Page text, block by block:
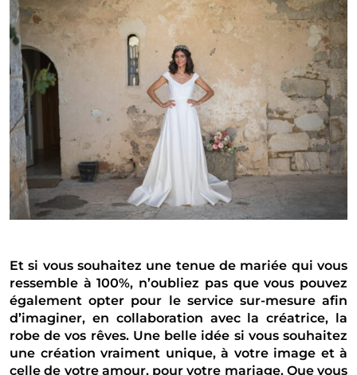
Et si vous souhaitez une tenue de mariée qui vous
ressemble à 100%, n’oubliez pas que vous pouvez
également opter pour le service sur-mesure afin
d’imaginer, en collaboration avec la créatrice, la
robe de vos rêves. Une belle idée si vous souhaitez
une création vraiment unique, à votre image et à
celle de votre amour, pour votre mariage. Que vous